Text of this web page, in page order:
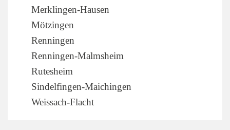
Merklingen-Hausen
Mötzingen
Renningen
Renningen-Malmsheim
Rutesheim
Sindelfingen-Maichingen
Weissach-Flacht